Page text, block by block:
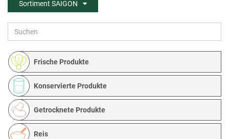
Frische Produkte
Konservierte Produkte
Getrocknete Produkte
Reis
Sortiment SAIGON